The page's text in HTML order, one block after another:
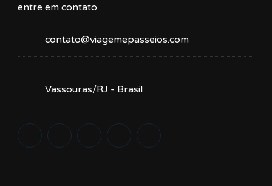
entre em contato.
contato@viagemepasseios.com
Vassouras/RJ - Brasil